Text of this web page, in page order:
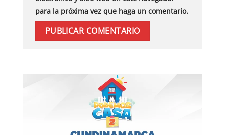
para la próxima vez que haga un comentario.